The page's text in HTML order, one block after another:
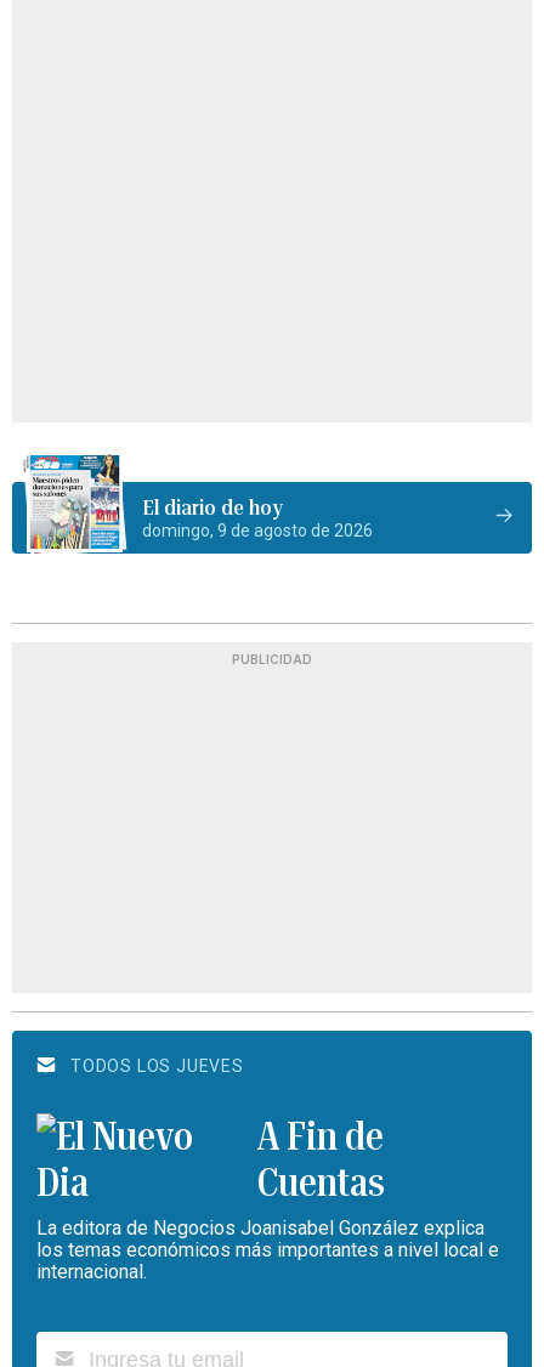
El diario de hoy
domingo, 9 de agosto de 2026
PUBLICIDAD
TODOS LOS JUEVES
A Fin de
Cuentas
La editora de Negocios Joanisabel González explica
los temas económicos más importantes a nivel local e
internacional.